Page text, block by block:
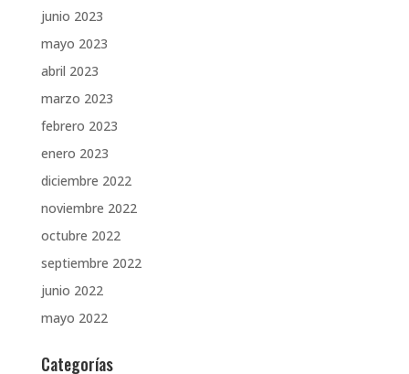
junio 2023
mayo 2023
abril 2023
marzo 2023
febrero 2023
enero 2023
diciembre 2022
noviembre 2022
octubre 2022
septiembre 2022
junio 2022
mayo 2022
Categorías